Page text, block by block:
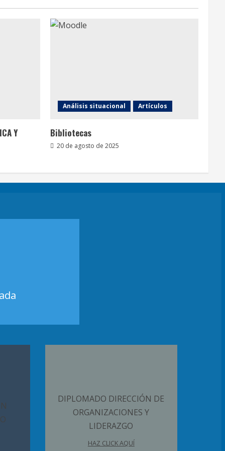
Y
Análisis situacional Artículos
Bibliotecas
20 de agosto de 2025
DIPLOMADO DIRECCIÓN DE
ORGANIZACIONES Y
LIDERAZGO
HAZ CLICK AQUÍ